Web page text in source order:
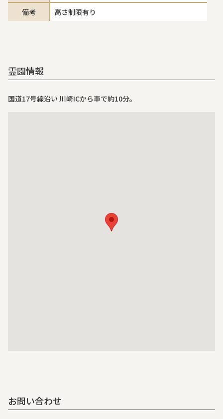
備考
高さ制限有り
霊園情報
国道17号線沿い 川崎ICから車で約10分。
お問い合わせ